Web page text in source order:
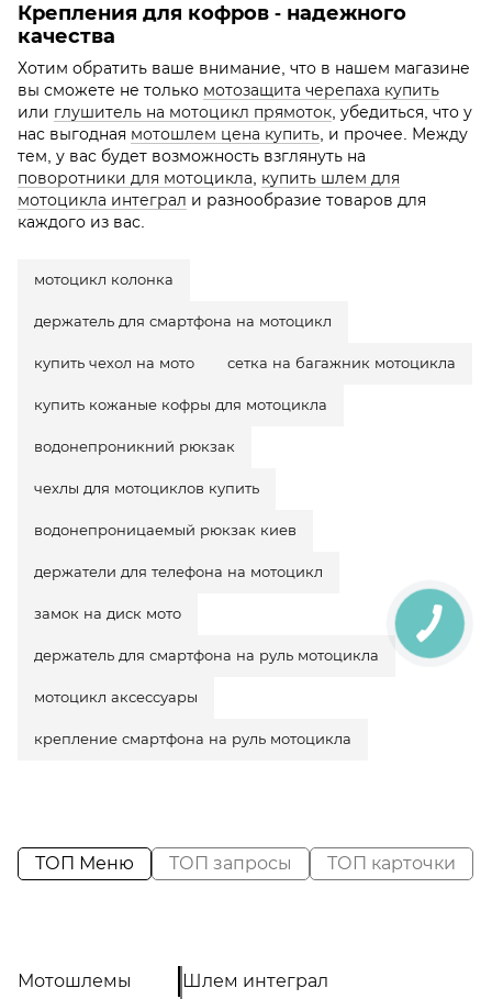
Крепления для кофров - надежного
качества
Хотим обратить ваше внимание, что в нашем магазине
вы сможете не только мотозащита черепаха купить
или глушитель на мотоцикл прямоток , убедиться, что у
нас выгодная мотошлем цена купить , и прочее. Между
тем, у вас будет возможность взглянуть на
поворотники для мотоцикла
купить шлем для
мотоцикла интеграл и разнообразие товаров для
каждого из вас.
мотоцикл колонка
держатель для смартфона на мотоцикл
купить чехол на мото сетка на багажник мотоцикла
купить кожаные кофры для мотоцикла
водонепроникний рюкзак
чехлы для мотоциклов купить
водонепроницаемый рюкзак киев
держатели для телефона на мотоцикл
замок на диск мото
держатель для смартфона на руль мотоцикла
мотоцикл аксессуары
крепление смартфона на руль мотоцикла
ТОП Меню ТОП запросы ТОП карточки
Мотошлемы Шлем интеграл